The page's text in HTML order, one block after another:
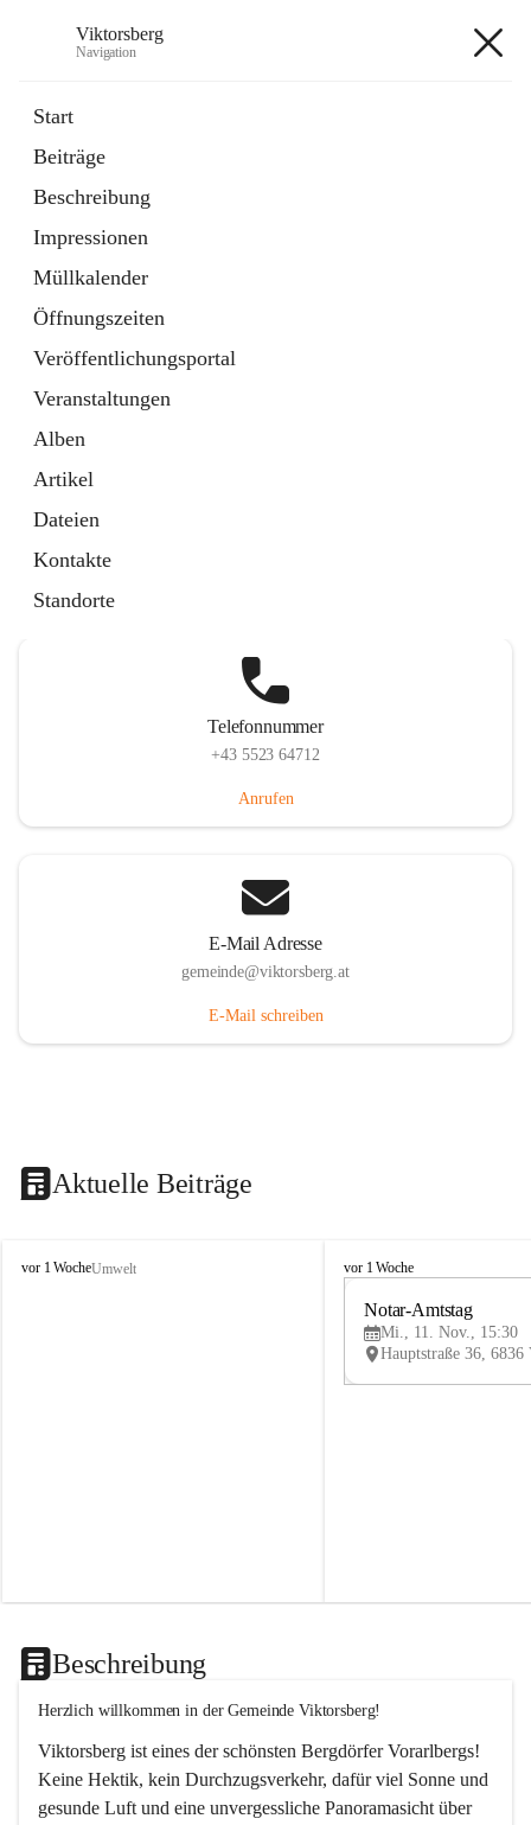
Viktorsberg
Navigation
Start
Beiträge
Beschreibung
Impressionen
Müllkalender
Öffnungszeiten
Veröffentlichungsportal
Veranstaltungen
Alben
Artikel
Dateien
Kontakte
Standorte
1 Schnellzugriff
Bürgerservice
10 Schnellzugriffe
Telefonnummer
+43 5523 64712
Anrufen
E-Mail Adresse
gemeinde@viktorsberg.at
E-Mail schreiben
Aktuelle Beiträge
V
vor 1 WocheUmwelt
V
vor 1 Woche
Notar-Amtstag
Mi., 11. Nov., 15:30
Beschreibung
Herzlich willkommen in der Gemeinde Viktorsberg!
Viktorsberg ist eines der schönsten Bergdörfer Vorarlbergs!
Keine Hektik, kein Durchzugsverkehr, dafür viel Sonne und
gesunde Luft und eine unvergessliche Panoramasicht über